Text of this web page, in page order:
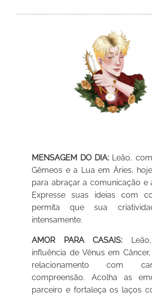
MENSAGEM DO DIA: Leão,
Gêmeos e a Lua em Áries,
para abraçar a comunicação e
Expresse suas ideias com
permita que sua
intensamente.
AMOR PARA CASAIS:
influência de Vênus em
relacionamento com
compreensão. Acolha as
parceiro e fortaleça os laços